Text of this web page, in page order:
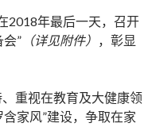
2018年最后一天，召开
” （详见附件） ，彰显
重视在教育及大健康领
家风”建设，争取在家